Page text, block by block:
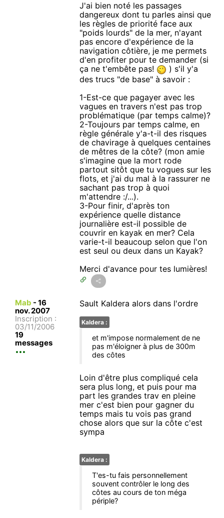
J'ai bien noté les passages
dangereux dont tu parles ainsi que
les règles de priorité face aux
"poids lourds" de la mer, n'ayant
pas encore d'expérience de la
navigation côtière, je me permets
d'en profiter pour te demander (si
ça ne t'embête pas!
) s'il y'a
des trucs "de base" à savoir :
1-Est-ce que pagayer avec les
vagues en travers n'est pas trop
problématique (par temps calme)?
2-Toujours par temps calme, en
règle générale y'a-t-il des risques
de chavirage à quelques centaines
de mêtres de la côte? (mon amie
s'imagine que la mort rode
partout sitôt que tu vogues sur les
flots, et j'ai du mal à la rassurer ne
sachant pas trop à quoi
m'attendre :/...).
3-Pour finir, d'après ton
expérience quelle distance
journalière est-il possible de
couvrir en kayak en mer? Cela
varie-t-il beaucoup selon que l'on
est seul ou deux dans un Kayak?
Merci d'avance pour tes lumières!
Mab - 16
nov. 2007
Inscription :
03/11/2006
19
messages
Sault Kaldera alors dans l'ordre
Kaldera :
et m'impose normalement de ne
pas m'éloigner à plus de 300m
des côtes
Loin d'être plus compliqué cela
sera plus long, et puis pour ma
part les grandes trav en pleine
mer c'est bien pour gagner du
temps mais tu vois pas grand
chose alors que sur la côte c'est
sympa
Kaldera :
T'es-tu fais personnellement
souvent contrôler le long des
côtes au cours de ton méga
périple?